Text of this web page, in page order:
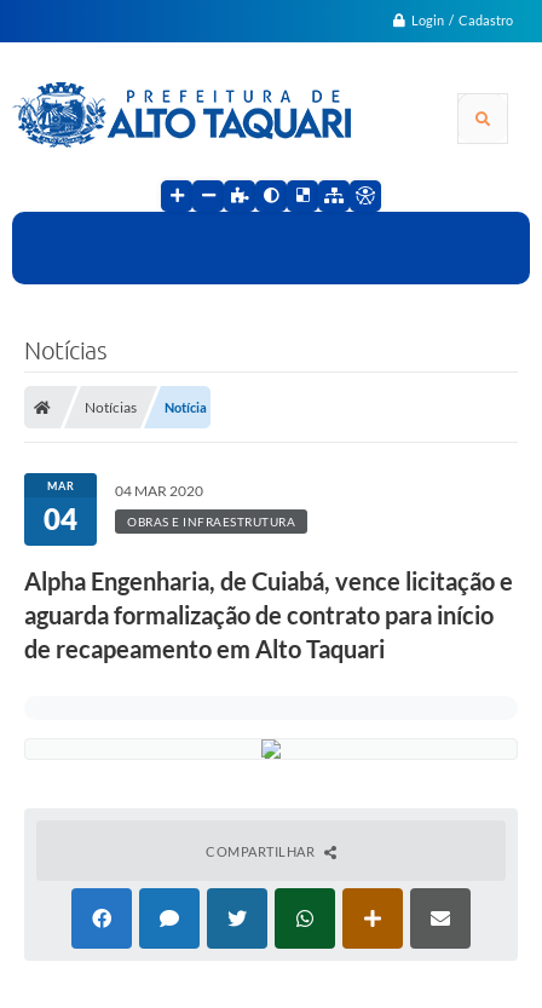
Login / Cadastro
Notícias
Notícias Notícia
MAR
04
04 MAR 2020
OBRAS E INFRAESTRUTURA
Alpha Engenharia, de Cuiabá, vence licitação e
aguarda formalização de contrato para início
de recapeamento em Alto Taquari
COMPARTILHAR